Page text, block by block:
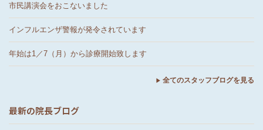
市民講演会をおこないました
インフルエンザ警報が発令されています
年始は1／7（月）から診療開始致します
全てのスタッフブログを見る
最新の院長ブログ